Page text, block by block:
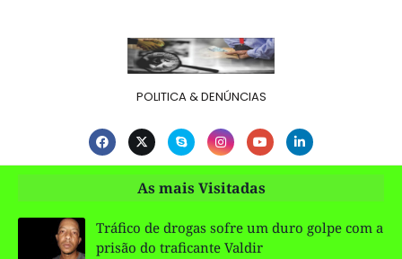
POLITICA & DENÚNCIAS
As mais Visitadas
Tráfico de drogas sofre um duro golpe com a
prisão do traficante Valdir